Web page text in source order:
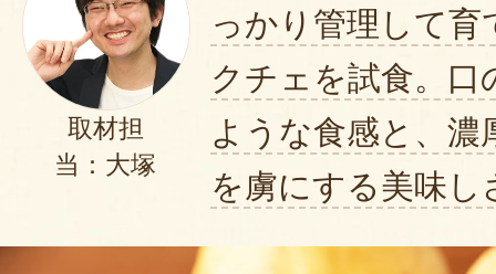
2024年12月19日
/ ま
東京の親戚に新潟の美味しいもの
と贈答用に購入しました。箱のデ
決！贈りましたら美味しくてあっ
ったととても喜んでおりました。
ーを上げそびれたまま農園の皆様
取材担
当：大塚
っかり管理して
クチェを試食。口
ような食感と、濃
を虜にする美味し